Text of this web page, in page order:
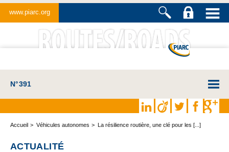
www.piarc.org
N°391
Accueil Véhicules autonomes La résilience routière, une clé pour les [...]
ACTUALITÉ